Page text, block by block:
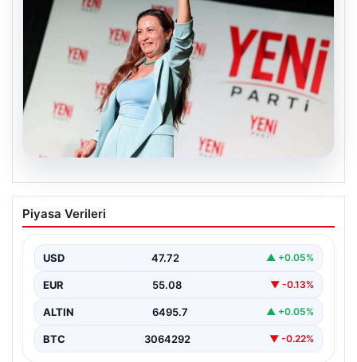
Yeni Parti Manisa İl Başkanı İlksen
Özalper Rüşvet Soruşturması
Manisa'da devam eden rüşvet soruşturması önemli bir
Piyasa Verileri
USD 47.72 ▲ +0.05%
EUR 55.08 ▼ -0.13%
ALTIN 6495.7 ▲ +0.05%
BTC 3064292 ▼ -0.22%